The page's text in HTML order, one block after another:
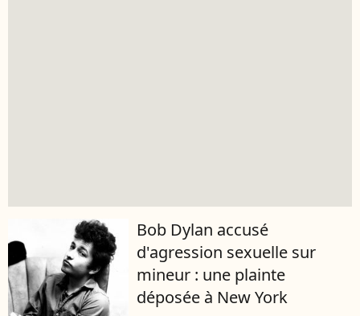
Bob Dylan accusé
d'agression sexuelle sur
mineur : une plainte
déposée à New York